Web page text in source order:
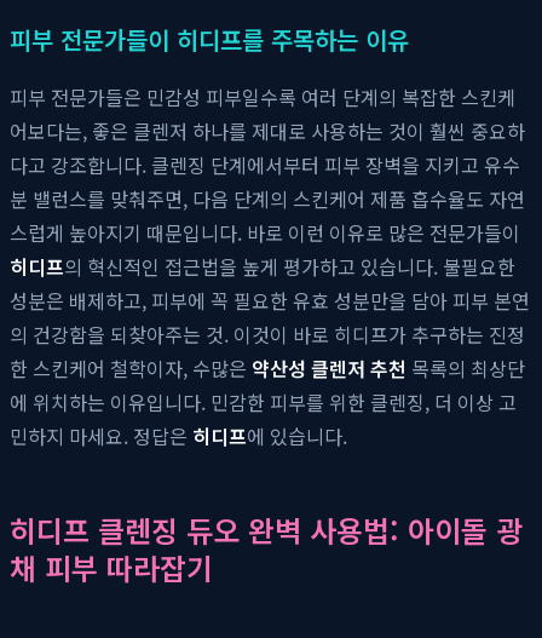
피부 전문가들이 히디프를 주목하는 이유
피부 전문가들은 민감성 피부일수록 여러 단계의 복잡한 스킨케
어보다는, 좋은 클렌저 하나를 제대로 사용하는 것이 훨씬 중요하
다고 강조합니다. 클렌징 단계에서부터 피부 장벽을 지키고 유수
분 밸런스를 맞춰주면, 다음 단계의 스킨케어 제품 흡수율도 자연
스럽게 높아지기 때문입니다. 바로 이런 이유로 많은 전문가들이
히디프의 혁신적인 접근법을 높게 평가하고 있습니다. 불필요한
성분은 배제하고, 피부에 꼭 필요한 유효 성분만을 담아 피부 본연
의 건강함을 되찾아주는 것. 이것이 바로 히디프가 추구하는 진정
한 스킨케어 철학이자, 수많은 약산성 클렌저 추천 목록의 최상단
에 위치하는 이유입니다. 민감한 피부를 위한 클렌징, 더 이상 고
민하지 마세요. 정답은 히디프에 있습니다.
히디프 클렌징 듀오 완벽 사용법: 아이돌 광
채 피부 따라잡기